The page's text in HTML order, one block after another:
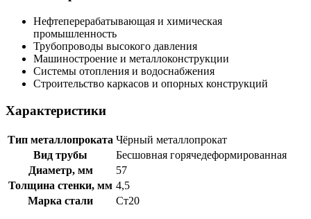
Нефтеперерабатывающая и химическая
промышленность
Трубопроводы высокого давления
Машиностроение и металлоконструкции
Системы отопления и водоснабжения
Строительство каркасов и опорных конструкций
Характеристики
Тип металлопроката Чёрный металлопрокат
Вид трубы
Бесшовная горячедеформированная
Диаметр, мм
57
Толщина стенки, мм 4,5
Марка стали
Ст20